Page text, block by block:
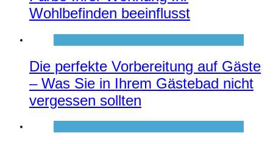
Wohlbefinden beeinflusst
Die perfekte Vorbereitung auf Gäste
– Was Sie in Ihrem Gästebad nicht
vergessen sollten